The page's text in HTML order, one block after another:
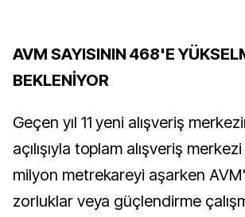
AVM SAYISININ 468'E
BEKLENİYOR
Geçen yıl 11 yeni alışveriş
açılışıyla toplam alışveriş merkezi
milyon metrekareyi aşarken
zorluklar veya güçlendirme